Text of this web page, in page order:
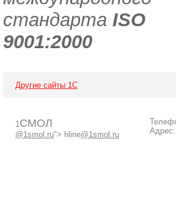
стандарта ISO
9001:2000
Другие сайты 1С
1СМОЛ
@1smol.ru"> hline@1smol.ru